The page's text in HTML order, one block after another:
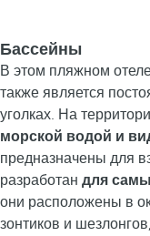
Бассейны
В этом пляжном
также является
уголках. На
морской водой и
предназначены для
разработан для
они расположены в
зонтиков и